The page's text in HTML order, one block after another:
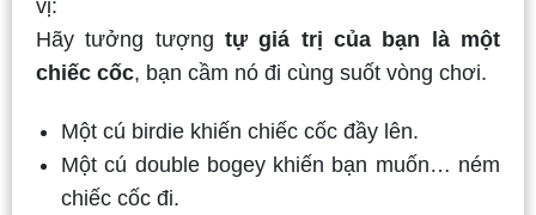
vị:
Hãy tưởng tượng tự giá trị của bạn là một
chiếc cốc, bạn cầm nó đi cùng suốt vòng chơi.
Một cú birdie khiến chiếc cốc đầy lên.
Một cú double bogey khiến bạn muốn… ném
chiếc cốc đi.